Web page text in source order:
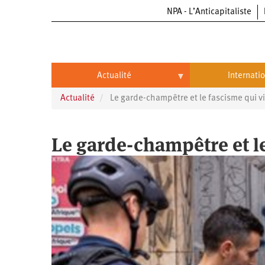
NPA - L’Anticapitaliste
Actualité
Actualité
Entreprises
Entreprises
Automobile
Aéronautique
Commerce
Oppressions
Oppressions
Antiracisme
Féminisme
Économie
Écologie
Éducation
International
Chine
États-
Unis
Continents
Continents
Afrique
Actualité Le garde-champêtre et le fascisme qui
Le garde-champêtre et